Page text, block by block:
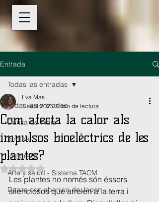
Entrada
Todas las entradas
Danza de India
pintura
fotografia
Arte y salud - Sistema TACM
Danza con abanico de Japon
Todas las entradas
Com afecta la calor als
impulsos bioelèctrics de les
plantes?
Eva Mas
1 sept 2025 2 min de lectura
Obtuvo NaN de 5 estrellas.
Les plantes no només són éssers
silenciosos que arrelen a la terra i